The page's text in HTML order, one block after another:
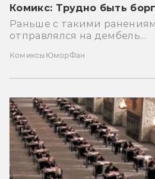
Комикс: Трудно быть
Раньше с такими
отправлялся на дембель...
Комиксы ЮморФан